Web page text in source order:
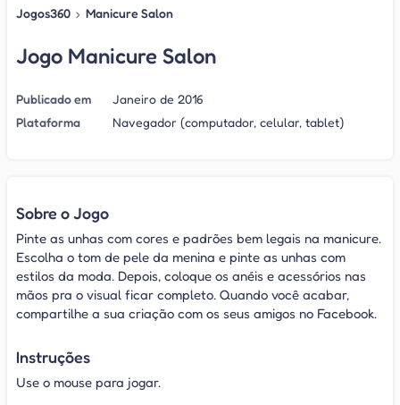
Jogos360 › Manicure Salon
Jogo Manicure Salon
Publicado em
Janeiro de 2016
Plataforma
Navegador (computador, celular, tablet)
Sobre o Jogo
Pinte as unhas com cores e padrões bem legais na manicure.
Escolha o tom de pele da menina e pinte as unhas com
estilos da moda. Depois, coloque os anéis e acessórios nas
mãos pra o visual ficar completo. Quando você acabar,
compartilhe a sua criação com os seus amigos no Facebook.
Instruções
Use o mouse para jogar.